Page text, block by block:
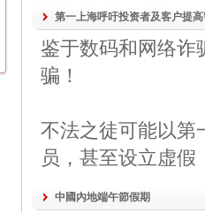
第一上海呼吁投资者及客户提
鉴于数码和网络诈
骗！
不法之徒可能以第
员，甚至设立虚
中國內地端午節假期